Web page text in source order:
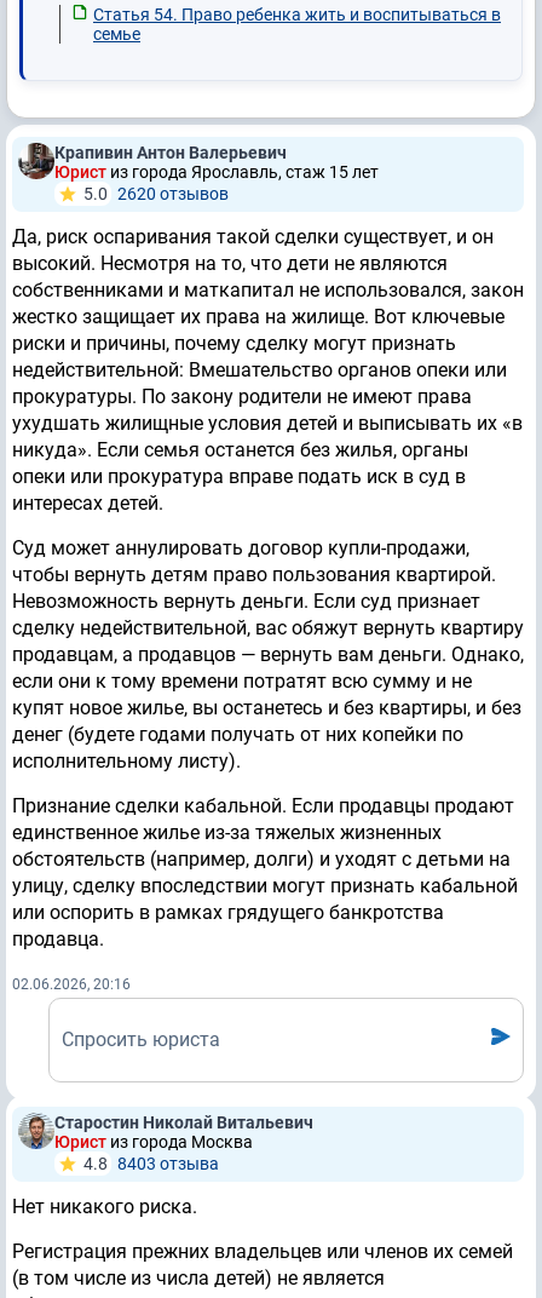
Статья 54. Право ребенка жить и воспитываться в
семье
Крапивин Антон Валерьевич
Юрист из города Ярославль, стаж 15 лет
5.0 2620 отзывов
Да, риск оспаривания такой сделки существует, и он
высокий. Несмотря на то, что дети не являются
собственниками и маткапитал не использовался, закон
жестко защищает их права на жилище. Вот ключевые
риски и причины, почему сделку могут признать
недействительной: Вмешательство органов опеки или
прокуратуры. По закону родители не имеют права
ухудшать жилищные условия детей и выписывать их «в
никуда». Если семья останется без жилья, органы
опеки или прокуратура вправе подать иск в суд в
интересах детей.
Суд может аннулировать договор купли-продажи,
чтобы вернуть детям право пользования квартирой.
Невозможность вернуть деньги. Если суд признает
сделку недействительной, вас обяжут вернуть квартиру
продавцам, а продавцов — вернуть вам деньги. Однако,
если они к тому времени потратят всю сумму и не
купят новое жилье, вы останетесь и без квартиры, и без
денег (будете годами получать от них копейки по
исполнительному листу).
Признание сделки кабальной. Если продавцы продают
единственное жилье из-за тяжелых жизненных
обстоятельств (например, долги) и уходят с детьми на
улицу, сделку впоследствии могут признать кабальной
или оспорить в рамках грядущего банкротства
продавца.
02.06.2026, 20:16
Спросить юриста
Старостин Николай Витальевич
Юрист из города Москва
4.8 8403 отзывa
Нет никакого риска.
Регистрация прежних владельцев или членов их семей
(в том числе из числа детей) не является